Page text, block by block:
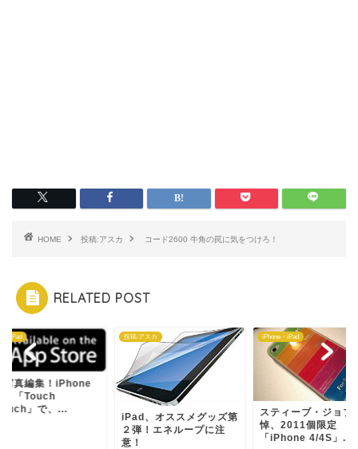
HOME 投稿:アスカ コード2600 牛角の罠に気をつけろ！
RELATED POST
・iPad
写真編集！iPhone
リ「Touch
」で、...
投稿:アスカ
iPad、オススメグッズ第
２弾！エネループに注
意！
iPhone・iPad
スティーブ・ジョブ
悼、2011個限定
「iPhone 4/4S」...